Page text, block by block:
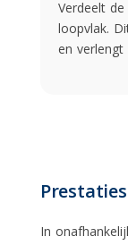
Verdeelt
loopvlak.
en verlengt
In